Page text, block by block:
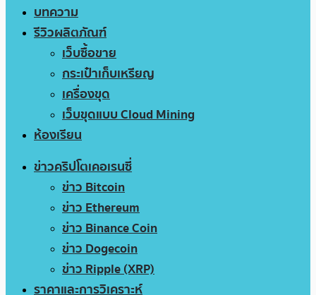
บทความ
รีวิวผลิตภัณฑ์
เว็บซื้อขาย
กระเป๋าเก็บเหรียญ
เครื่องขุด
เว็บขุดแบบ Cloud Mining
ห้องเรียน
ข่าวคริปโตเคอเรนซี่
ข่าว Bitcoin
ข่าว Ethereum
ข่าว Binance Coin
ข่าว Dogecoin
ข่าว Ripple (XRP)
ราคาและการวิเคราะห์